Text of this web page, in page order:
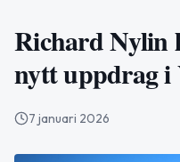
Richard Nylin
nytt uppdrag i
7 januari 2026